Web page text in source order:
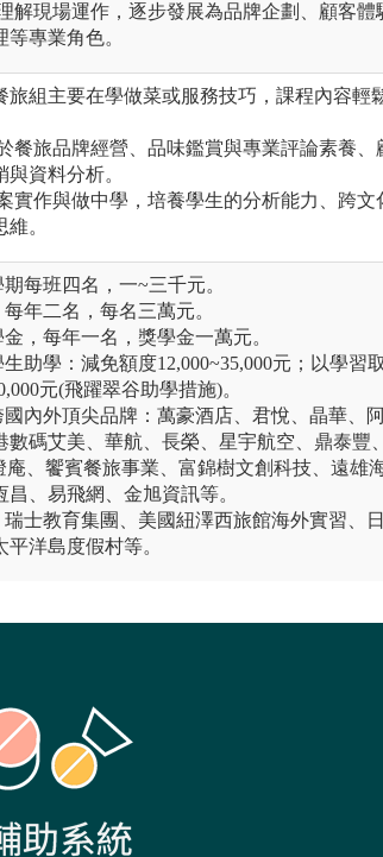
解現場運作，逐步發展為品牌企劃、顧客體
專業角色。
組主要在學做菜或服務技巧，課程內容輕
餐旅品牌經營、品味鑑賞與專業評論素養、
資料分析。
實作與做中學，培養學生的分析能力、跨文
。
每班四名，一~三千元。
年二名，每名三萬元。
，每年一名，獎學金一萬元。
助學：減免額度12,000~35,000元；以學習
元(飛躍翠谷助學措施)。
內外頂尖品牌：萬豪酒店、君悅、晶華、
數碼艾美、華航、長榮、星宇航空、鼎泰豐
庵、饗賓餐旅事業、富錦樹文創科技、遠雄
、易飛網、金旭資訊等。
士教育集團、美國紐澤西旅館海外實習、
洋島度假村等。